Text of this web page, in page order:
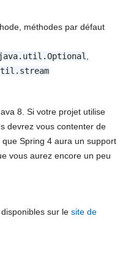
méthodes par défaut
java.util.Optional
8. Si votre projet utilise
devrez vous contenter de
Spring 4 aura un support
vous aurez encore un peu
sur le site de